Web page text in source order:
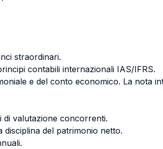
straordinari.
contabili internazionali IAS/IFRS.
e del conto economico. La nota
di valutazione concorrenti.
disciplina del patrimonio netto.